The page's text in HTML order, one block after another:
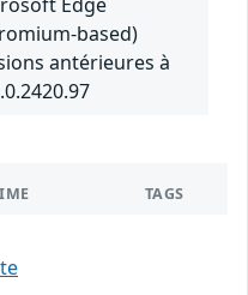
based)
antérieures à
TAGS